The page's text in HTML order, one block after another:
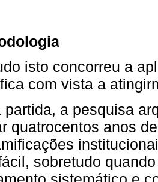
isto concorreu a
com vista a
partida, a pesquisa
quatrocentos anos
sobretudo